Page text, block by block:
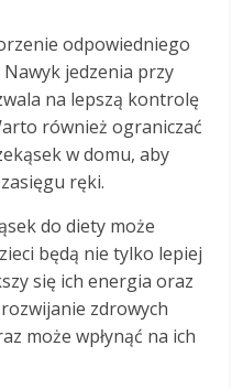
odpowiedniego
jedzenia przy
na lepszą kontrolę
również ograniczać
w domu, aby
ręki.
do diety może
będą nie tylko lepiej
się ich energia oraz
zdrowych
może wpłynąć na ich